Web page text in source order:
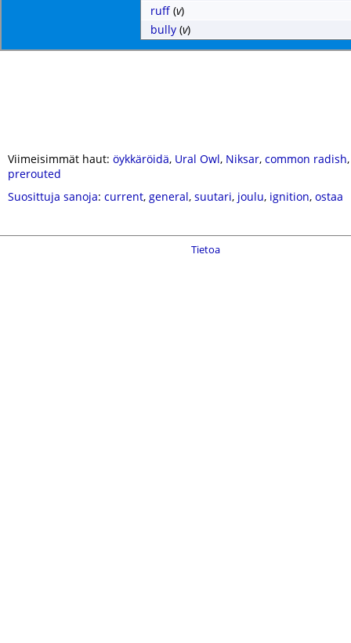
ruff (v)
bully (v)
Viimeisimmät haut: öykkäröidä, Ural Owl, Niksar, common radish
prerouted
Suosittuja sanoja: current, general, suutari, joulu, ignition, ostaa
Tietoa